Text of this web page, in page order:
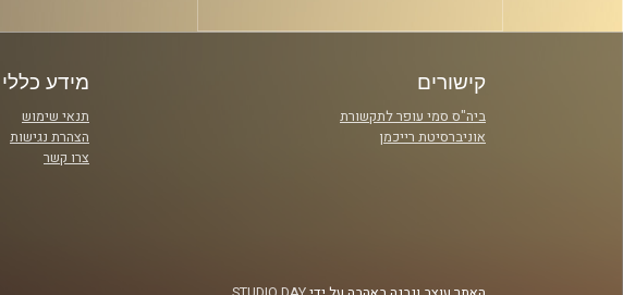
קישורים
ביה"ס סמי עופר לתקשורת
אוניברסיטת רייכמן
מידע כללי
תנאי שימוש
הצהרת נגישות
צרו קשר